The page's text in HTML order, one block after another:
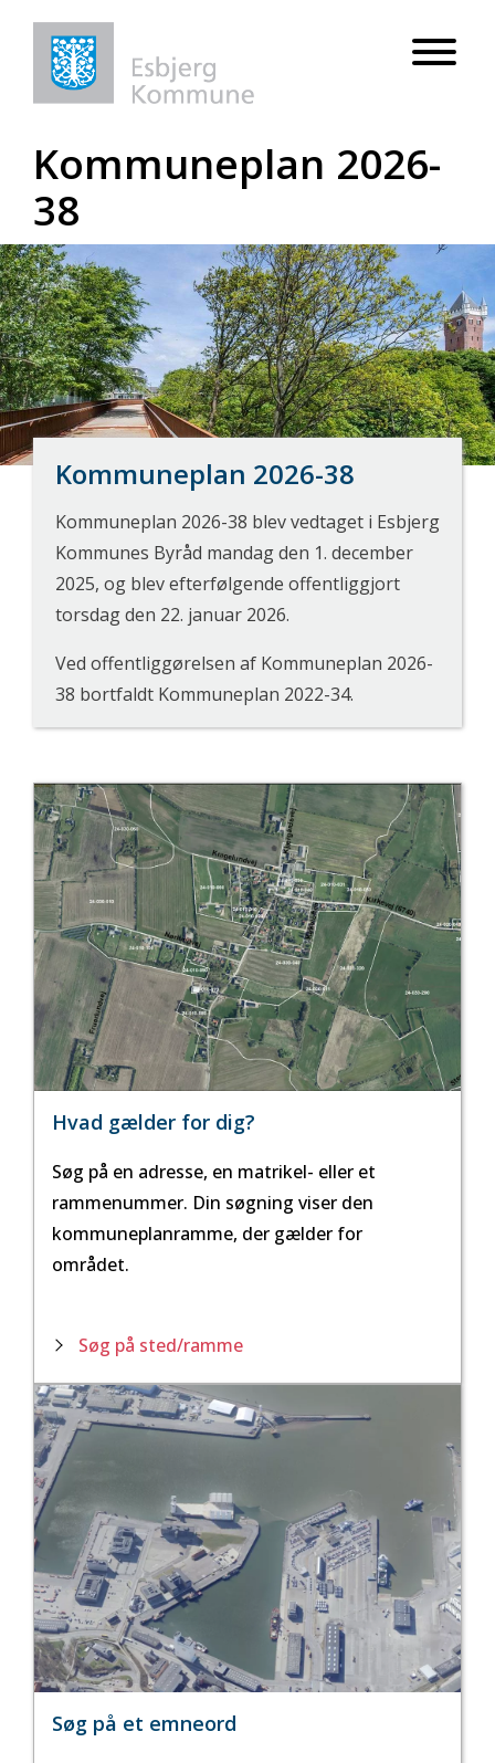
Kommuneplan 2026-
38
Kommuneplan 2026-38
Kommuneplan 2026-38 blev vedtaget i Esbjerg
Kommunes Byråd mandag den 1. december
2025, og blev efterfølgende offentliggjort
torsdag den 22. januar 2026.
Ved offentliggørelsen af Kommuneplan 2026-
38 bortfaldt Kommuneplan 2022-34.
Hvad gælder for dig?
Søg på en adresse, en matrikel- eller et
rammenummer. Din søgning viser den
kommuneplanramme, der gælder for
området.
Søg på sted/ramme
Søg på et emneord